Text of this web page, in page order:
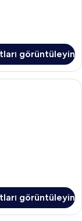
görüntüleyin
kasa, masa, güneşlik/
görüntüleyin